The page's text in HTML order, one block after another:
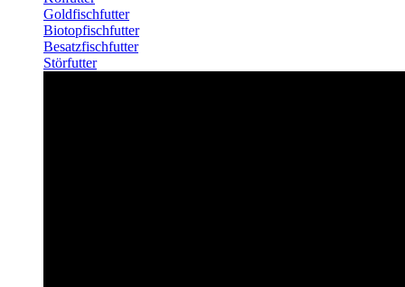
Goldfischfutter
Biotopfischfutter
Besatzfischfutter
Störfutter